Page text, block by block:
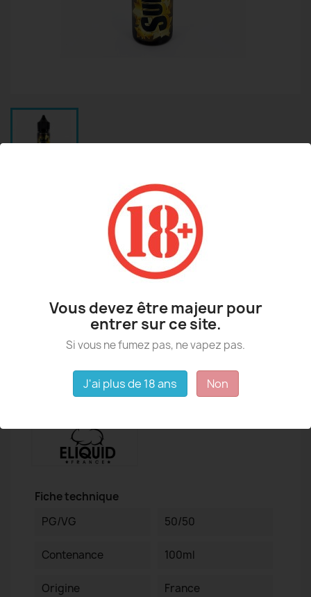
SUPREME ELIQUID-FRANCE 100ML
Classic blond - Noix de coco - Vanille - Cookie
Taux : 0 mg
Détails du produit
Fiche technique
PG/VG
50/50
Contenance 100ml
Origine France
Vous devez être majeur pour
entrer sur ce site.
Si vous ne fumez pas, ne vapez pas.
J'ai plus de 18 ans Non